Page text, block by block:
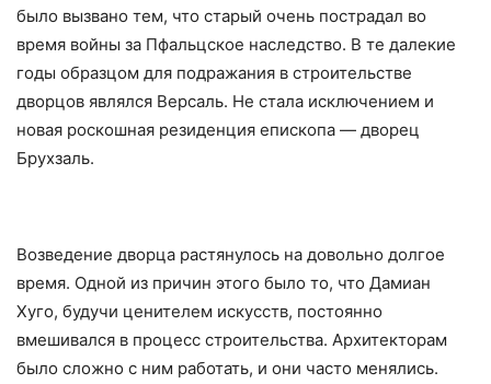
было вызвано тем, что старый очень пострадал во
время войны за Пфальцское наследство. В те далекие
годы образцом для подражания в строительстве
дворцов являлся Версаль. Не стала исключением и
новая роскошная резиденция епископа — дворец
Брухзаль.
Возведение дворца растянулось на довольно долгое
время. Одной из причин этого было то, что Дамиан
Хуго, будучи ценителем искусств, постоянно
вмешивался в процесс строительства. Архитекторам
было сложно с ним работать, и они часто менялись.